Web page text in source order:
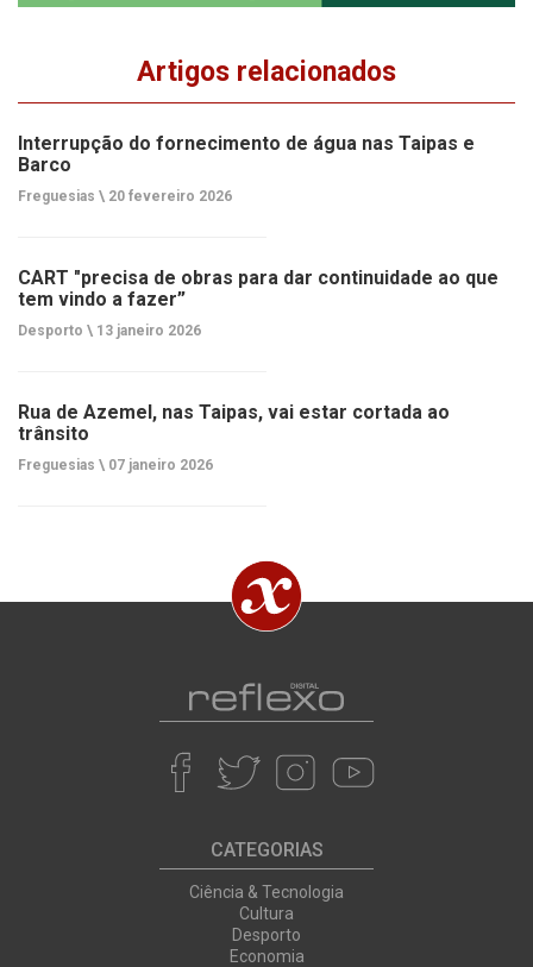
Artigos relacionados
Interrupção do fornecimento de água nas Taipas e
Barco
Freguesias \ 20 fevereiro 2026
CART "precisa de obras para dar continuidade ao que
tem vindo a fazer”
Desporto \ 13 janeiro 2026
Rua de Azemel, nas Taipas, vai estar cortada ao
trânsito
Freguesias \ 07 janeiro 2026
CATEGORIAS
Ciência & Tecnologia
Cultura
Desporto
Economia